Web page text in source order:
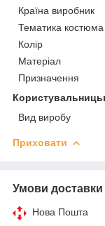
Країна виробник
Тематика костюма
Колір
Матеріал
Призначення
Вид виробу
Приховати
Умови доставки
Нова Пошта